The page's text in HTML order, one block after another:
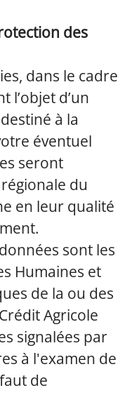
des
dans le cadre
l’objet d’un
à la
éventuel
seront
du
en leur qualité
sont les
Humaines et
de la ou des
Agricole
signalées par
à l'examen de
de